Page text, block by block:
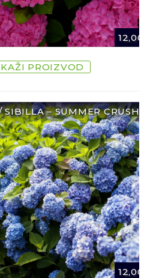
12,00
PROIZVOD
– SUMMER CRUSH ¨
12,00